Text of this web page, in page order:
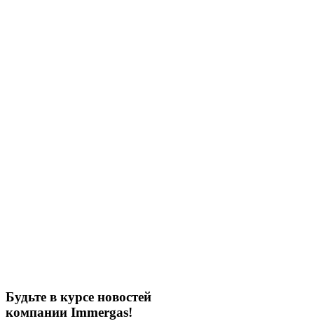
Будьте в курсе новостей
компании Immergas!